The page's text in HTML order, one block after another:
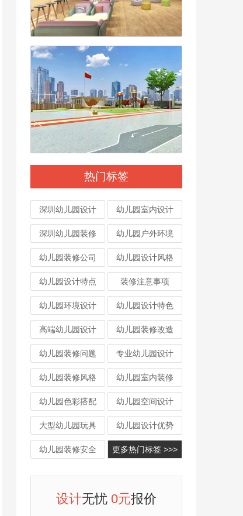
热门标签
深圳幼儿园设计 幼儿园室内设计
深圳幼儿园装修 幼儿园户外环境
幼儿园装修公司 幼儿园设计风格
幼儿园设计特点 装修注意事项
幼儿园环境设计 幼儿园设计特色
高端幼儿园设计 幼儿园装修改造
幼儿园装修问题 专业幼儿园设计
幼儿园装修风格 幼儿园室内装修
幼儿园色彩搭配 幼儿园空间设计
大型幼儿园玩具 幼儿园设计优势
幼儿园装修安全 更多热门标签 >>>
设计无忧0元报价